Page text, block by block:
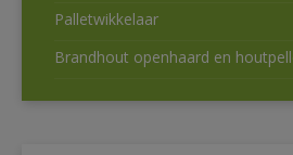
Palletwikkelaar
Brandhout openhaard en